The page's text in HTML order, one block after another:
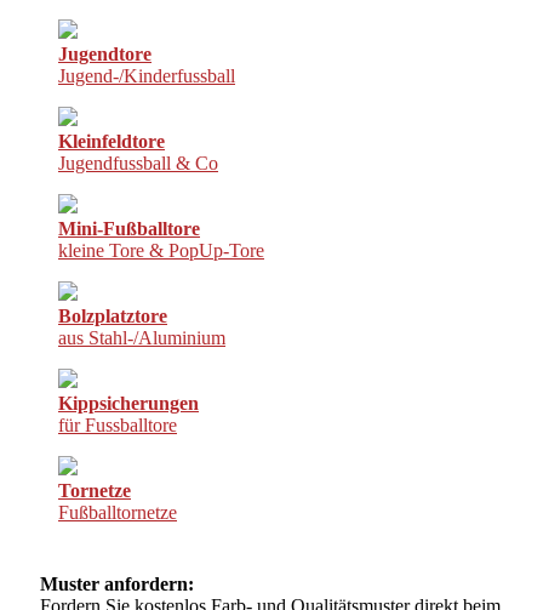
Jugendtore
Jugend-/Kinderfussball
Kleinfeldtore
Jugendfussball & Co
Mini-Fußballtore
kleine Tore & PopUp-Tore
Bolzplatztore
aus Stahl-/Aluminium
Kippsicherungen
für Fussballtore
Tornetze
Fußballtornetze
Muster anfordern:
Fordern Sie kostenlos Farb- und Qualitätsmuster direkt beim